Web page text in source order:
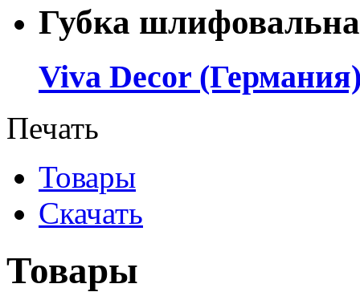
Губка
Viva Decor
Печать
Товары
Скачать
Товары